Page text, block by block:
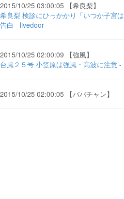
2015/10/25 03:00:05 【希良梨】
希良梨 検診にひっかかり「いつか子宮
告白 - livedoor
2015/10/25 02:00:09 【強風】
台風２５号 小笠原は強風・高波に注意 -
2015/10/25 02:00:05 【ババチャン】